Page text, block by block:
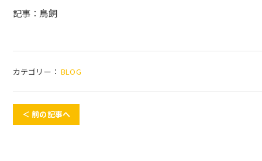
記事：鳥飼
カテゴリー： BLOG
＜ 前の記事へ